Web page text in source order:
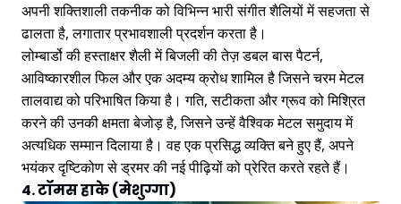
अपनी शक्तिशाली तकनीक को विभिन्न भारी संगीत शैलियों में सहजता से
ढालता है, लगातार प्रभावशाली प्रदर्शन करता है।
लोम्बार्डो की हस्ताक्षर शैली में बिजली की तेज़ डबल बास पैटर्न,
आविष्कारशील फिल और एक अदम्य क्रोध शामिल है जिसने चरम मेटल
तालवाद्य को परिभाषित किया है। गति, सटीकता और ग्रूव को मिश्रित
करने की उनकी क्षमता बेजोड़ है, जिसने उन्हें वैश्विक मेटल समुदाय में
अत्यधिक सम्मान दिलाया है। वह एक प्रसिद्ध व्यक्ति बने हुए हैं, अपने
भयंकर दृष्टिकोण से ड्रमर की नई पीढ़ियों को प्रेरित करते रहते हैं।
4. टॉमस हाके (मेशुग्गा)